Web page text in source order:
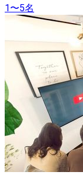
1〜5名